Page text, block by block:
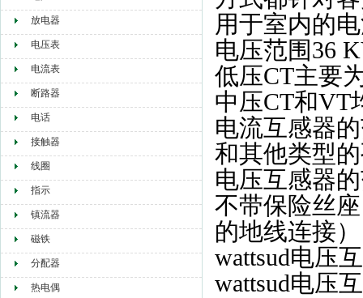
放电器
电压表
电流表
断路器
电话
接触器
线圈
指示
镇流器
磁铁
分配器
热电偶
用于室内的
电压范围36
低压CT主要
中压CT和VT
电流互感器
和其他类型
电压互感器
不带保险丝
的地线连接
wattsud电压
wattsud电压